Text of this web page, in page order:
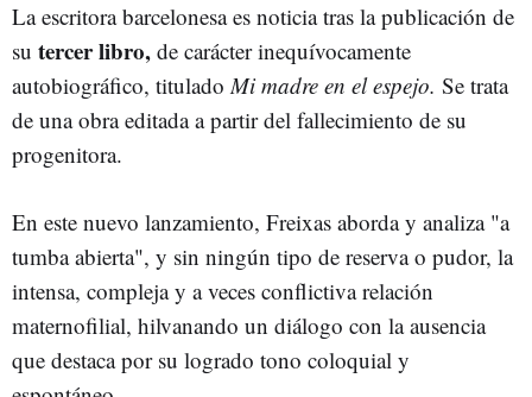
La escritora barcelonesa es noticia tras la publicación de
su tercer libro, de carácter inequívocamente
autobiográfico, titulado Mi madre en el espejo. Se trata
de una obra editada a partir del fallecimiento de su
progenitora.
En este nuevo lanzamiento, Freixas aborda y analiza "a
tumba abierta", y sin ningún tipo de reserva o pudor, la
intensa, compleja y a veces conflictiva relación
maternofilial, hilvanando un diálogo con la ausencia
que destaca por su logrado tono coloquial y